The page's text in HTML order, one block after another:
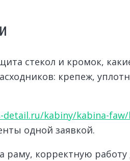
стекол и кромок,
крепеж,
kabiny/kabina-
одной заявкой.
корректную работу